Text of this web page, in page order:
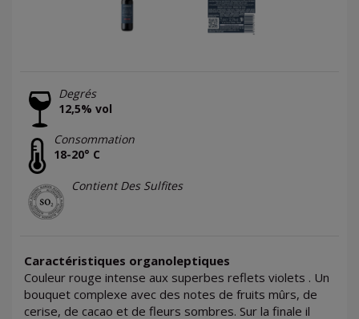
Degrés
12,5% vol
Consommation
18-20° C
Contient Des Sulfites
Caractéristiques organoleptiques
Couleur rouge intense aux superbes reflets violets . Un
bouquet complexe avec des notes de fruits mûrs, de
cerise, de cacao et de fleurs sombres. Sur la finale il